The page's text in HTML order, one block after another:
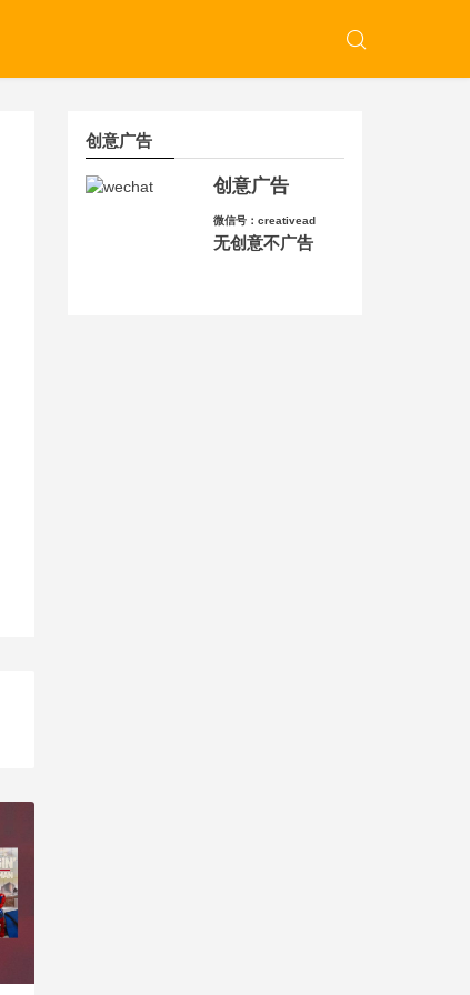
创意广告
创意广告
微信号：creativead
无创意不广告